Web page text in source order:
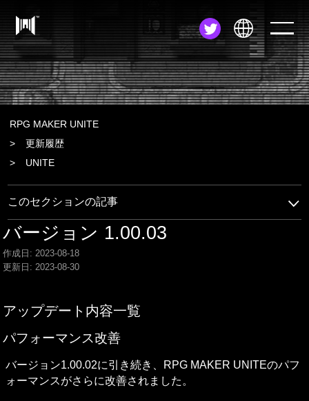
JA
EN
RPG MAKER UNITE
更新履歴
UNITE
このセクションの記事
バージョン 1.00.03
作成日: 2023-08-18
更新日: 2023-08-30
アップデート内容一覧
パフォーマンス改善
バージョン1.00.02に引き続き、RPG MAKER UNITEのパフ
ォーマンスがさらに改善されました。